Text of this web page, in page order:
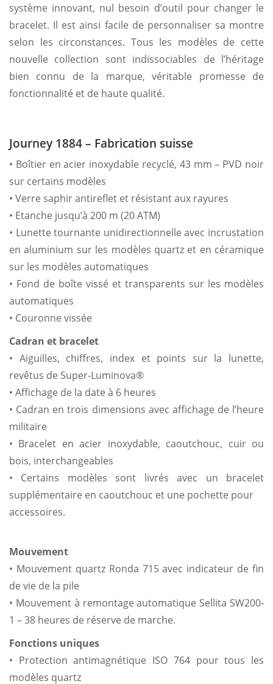
système innovant, nul besoin d’outil pour changer le
bracelet. Il est ainsi facile de personnaliser sa montre
selon les circonstances. Tous les modèles de cette
nouvelle collection sont indissociables de l’héritage
bien connu de la marque, véritable promesse de
fonctionnalité et de haute qualité.
Journey 1884 – Fabrication suisse
• Boîtier en acier inoxydable recyclé, 43 mm – PVD noir
sur certains modèles
• Verre saphir antireflet et résistant aux rayures
• Etanche jusqu’à 200 m (20 ATM)
• Lunette tournante unidirectionnelle avec incrustation
en aluminium sur les modèles quartz et en céramique
sur les modèles automatiques
• Fond de boîte vissé et transparents sur les modèles
automatiques
• Couronne vissée
Cadran et bracelet
• Aiguilles, chiffres, index et points sur la lunette,
revêtus de Super-Luminova®
• Affichage de la date à 6 heures
• Cadran en trois dimensions avec affichage de l’heure
militaire
• Bracelet en acier inoxydable, caoutchouc, cuir ou
bois, interchangeables
• Certains modèles sont livrés avec un bracelet
supplémentaire en caoutchouc et une pochette pour
accessoires.
Mouvement
• Mouvement quartz Ronda 715 avec indicateur de fin
de vie de la pile
• Mouvement à remontage automatique Sellita SW200-
1 – 38 heures de réserve de marche.
Fonctions uniques
• Protection antimagnétique ISO 764 pour tous les
modèles quartz